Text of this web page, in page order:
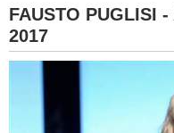
FAUSTO PUGLISI
2017